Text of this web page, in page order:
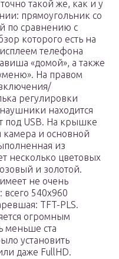
такой же, как и у
прямоугольник со
по сравнению с
которого есть на
телефона
«домой», а также
На правом
регулировки
находится
под USB. На крышке
камера и основной
из
несколько цветовых
и золотой.
не очень
540х960
TFT-PLS.
огромным
меньше ста
установить
даже FullHD.